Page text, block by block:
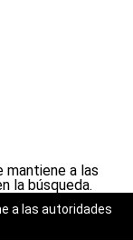
a las autoridades